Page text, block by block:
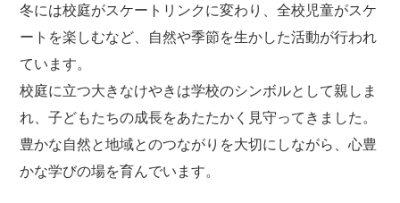
冬には校庭がスケートリンクに変わり、全校児童がスケ
ートを楽しむなど、自然や季節を生かした活動が行われ
ています。
校庭に立つ大きなけやきは学校のシンボルとして親しま
れ、子どもたちの成長をあたたかく見守ってきました。
豊かな自然と地域とのつながりを大切にしながら、心豊
かな学びの場を育んでいます。